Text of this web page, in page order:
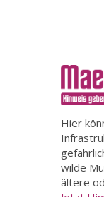
Hier
wilde
ältere